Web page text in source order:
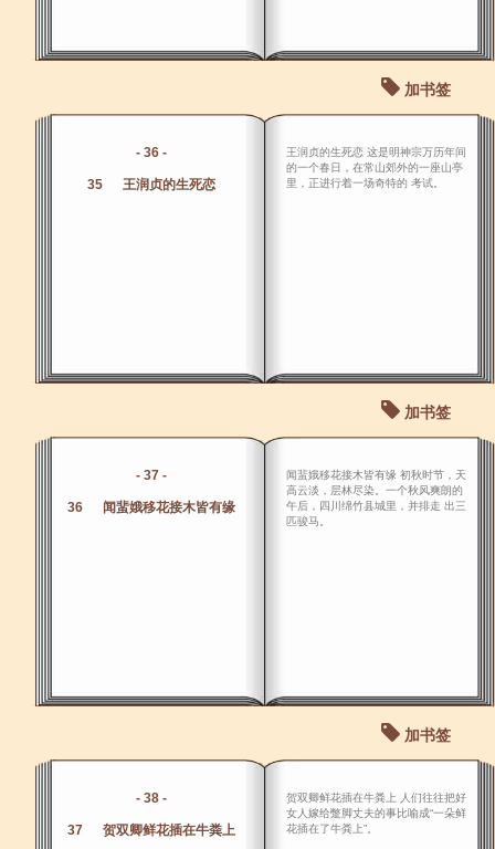
加书签
- 36 -
35 王润贞的生死恋
王润贞的生死恋 这是明神宗万历年间
的一个春日，在常山郊外的一座山亭
里，正进行着一场奇特的 考试。
加书签
- 37 -
36 闻蜚娥移花接木皆有缘
闻蜚娥移花接木皆有缘 初秋时节，天
高云淡，层林尽染。一个秋风爽朗的
午后，四川绵竹县城里，并排走 出三
匹骏马。
加书签
- 38 -
37 贺双卿鲜花插在牛粪上
贺双卿鲜花插在牛粪上 人们往往把好
女人嫁给蹩脚丈夫的事比喻成“一朵鲜
花插在了牛粪上”。